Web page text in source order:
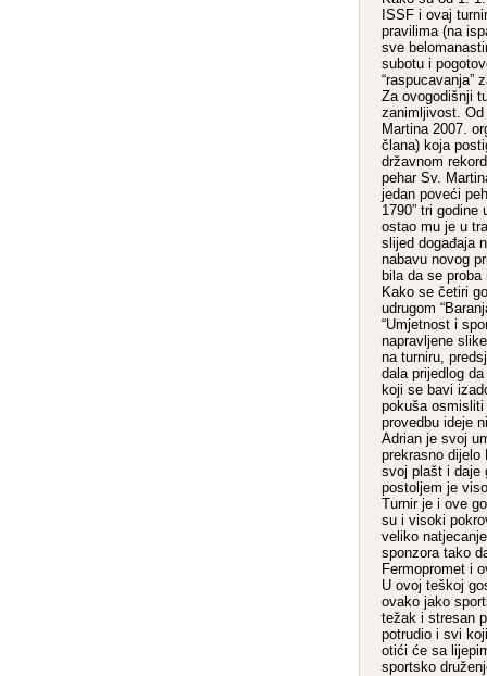
ISSF i ovaj
pravilima (na
sve
subotu i
“raspucavanja”
Za ovogodišnji
zanimljivost. Od
Martina 2007.
člana) koja
državnom
pehar Sv.
jedan poveći
1790” tri godine
ostao mu je u
slijed događaja
nabavu novog
bila da se
Kako se četiri
udrugom
“Umjetnost i
napravljene
na turniru,
dala prijedlog
koji se bavi
pokuša
provedbu ideje
Adrian je svoj
prekrasno dijelo
svoj plašt i daje
postoljem je
Turnir je i ove
su i visoki
veliko
sponzora tako
Fermopromet i
U ovoj teškoj
ovako jako
težak i stresan
potrudio i svi
otići će sa
sportsko